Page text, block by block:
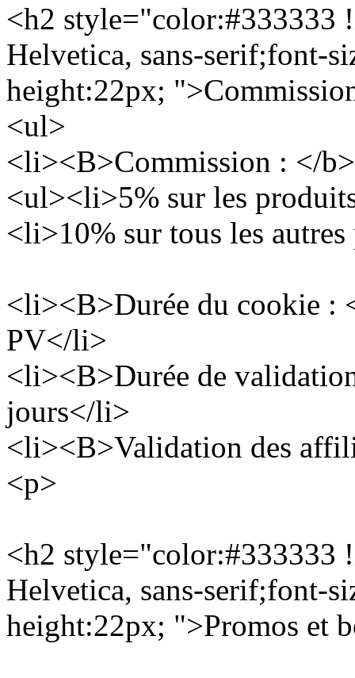
<h2
Helvetica, sans-serif;font-
height:22px;
<ul>
<li><B>Commission : </b>
<ul><li>5% sur les
<li>10% sur tous les
<li><B>Durée du cookie :
PV</li>
<li><B>Durée de
jours</li>
<li><B>Validation des
<p>
<h2
Helvetica, sans-serif;font-
height:22px; ">Promos